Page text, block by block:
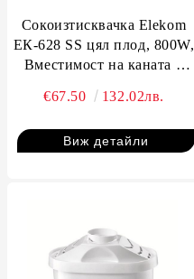
Сокоизтисквачка Elekom
ЕК-628 SS цял плод, 800W,
Вместимост на каната 1
€67.50 132.02лв.
Виж детайли